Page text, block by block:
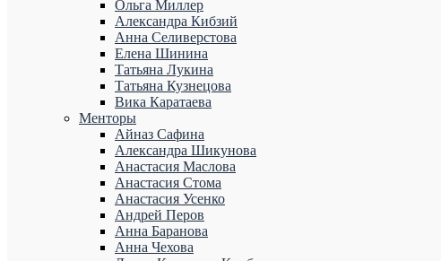
Ольга Миллер
Александра Кибзий
Анна Селиверстова
Елена Шинина
Татьяна Лукина
Татьяна Кузнецова
Вика Каратаева
Менторы
Айназ Сафина
Александра Шикунова
Анастасия Маслова
Анастасия Стома
Анастасия Усенко
Андрей Перов
Анна Баранова
Анна Чехова